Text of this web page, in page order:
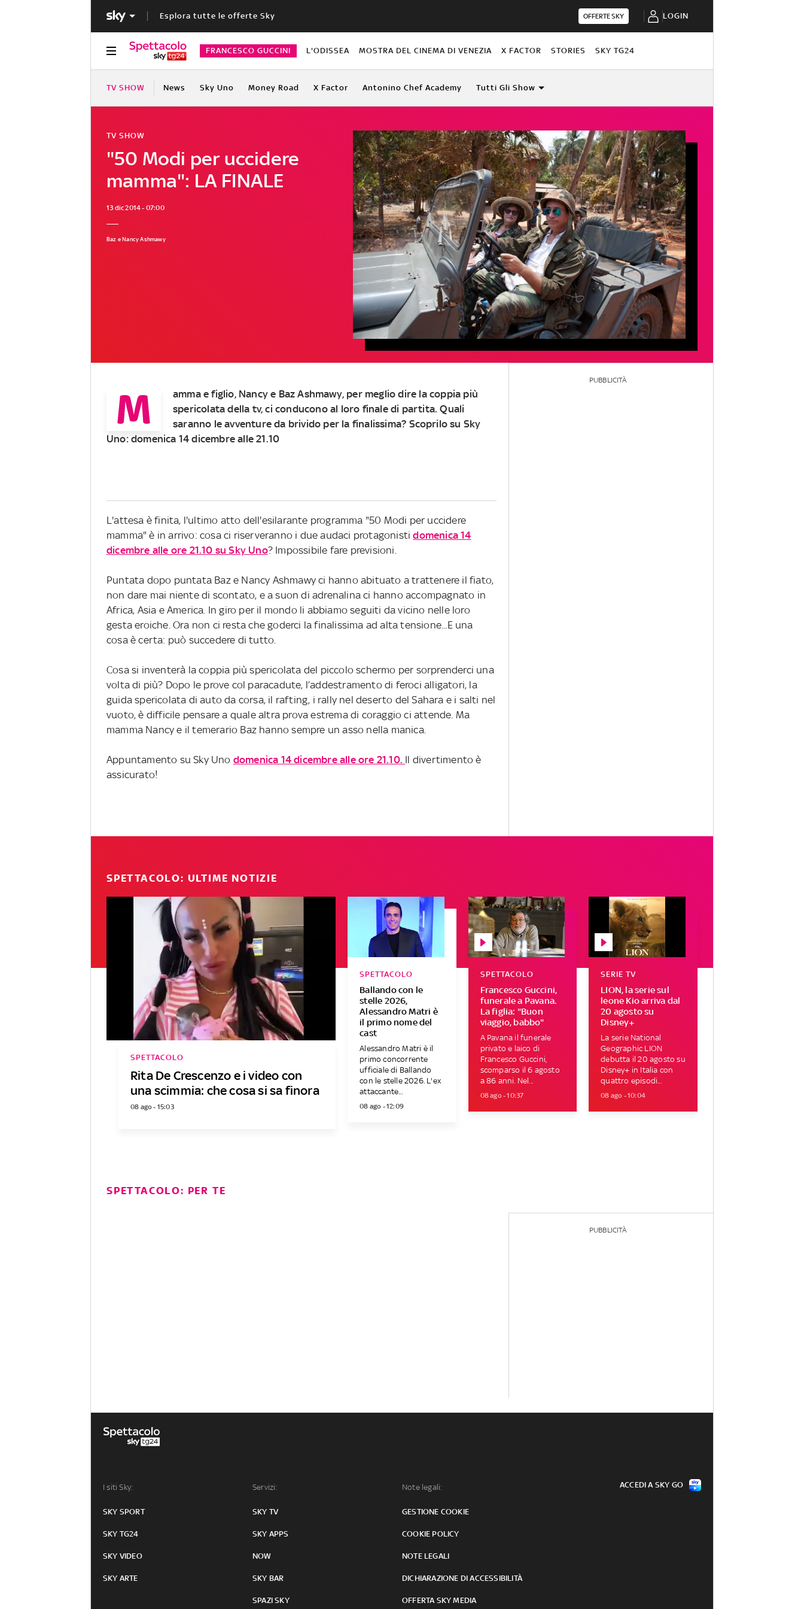
Esplora tutte le offerte Sky OFFERTE SKY LOGIN
FRANCESCO GUCCINI L'ODISSEA MOSTRA DEL CINEMA DI VENEZIA X FACTOR STORIES SKY TG24
TV SHOW News Sky Uno Money Road X Factor Antonino Chef Academy Tutti Gli Show
"50 Modi per uccidere
mamma": LA FINALE
TV SHOW
13 dic 2014 - 07:00
Baz e Nancy Ashmawy
M
amma e figlio, Nancy e Baz Ashmawy, per meglio dire la coppia più
spericolata della tv, ci conducono al loro finale di partita. Quali
saranno le avventure da brivido per la finalissima? Scoprilo su Sky
Uno: domenica 14 dicembre alle 21.10
L'attesa è finita, l'ultimo atto dell'esilarante programma "50 Modi per uccidere
mamma" è in arrivo: cosa ci riserveranno i due audaci protagonistidomenica 14
dicembre alle ore 21.10 su Sky Uno? Impossibile fare previsioni.
Puntata dopo puntata Baz e Nancy Ashmawy ci hanno abituato a trattenere il fiato,
non dare mai niente di scontato, e a suon di adrenalina ci hanno accompagnato in
Africa, Asia e America. In giro per il mondo li abbiamo seguiti da vicino nelle loro
gesta eroiche. Ora non ci resta che goderci la finalissima ad alta tensione...E una
cosa è certa: può succedere di tutto.
Cosa si inventerà la coppia più spericolata del piccolo schermo per sorprenderci una
volta di più? Dopo le prove col paracadute, l’addestramento di feroci alligatori, la
guida spericolata di auto da corsa, il rafting, i rally nel deserto del Sahara e i salti nel
vuoto, è difficile pensare a quale altra prova estrema di coraggio ci attende. Ma
mamma Nancy e il temerario Baz hanno sempre un asso nella manica.
Appuntamento su Sky Uno domenica 14 dicembre alle ore 21.10. Il divertimento è
assicurato!
PUBBLICITÀ
SPETTACOLO: ULTIME NOTIZIE
Rita De Crescenzo e i video con
una scimmia: che cosa si sa finora
SPETTACOLO
08 ago - 15:03
Ballando con le
stelle 2026,
Alessandro Matri è
il primo nome del
cast
SPETTACOLO
Alessandro Matri è il
primo concorrente
ufficiale di Ballando
con le stelle 2026. L'ex
attaccante...
08 ago - 12:09
Francesco Guccini,
funerale a Pavana.
La figlia: "Buon
viaggio, babbo"
SPETTACOLO
A Pavana il funerale
privato e laico di
Francesco Guccini,
scomparso il 6 agosto
a 86 anni. Nel...
08 ago - 10:37
LION, la serie sul
leone Kio arriva dal
20 agosto su
Disney+
SERIE TV
La serie National
Geographic LION
debutta il 20 agosto su
Disney+ in Italia con
quattro episodi...
08 ago - 10:04
SPETTACOLO: PER TE
PUBBLICITÀ
I siti Sky:
SKY SPORT
SKY TG24
SKY VIDEO
SKY ARTE
Servizi:
SKY TV
SKY APPS
NOW
SKY BAR
SPAZI SKY
Note legali:
GESTIONE COOKIE
COOKIE POLICY
NOTE LEGALI
DICHIARAZIONE DI ACCESSIBILITÀ
OFFERTA SKY MEDIA
ACCEDI A SKY GO